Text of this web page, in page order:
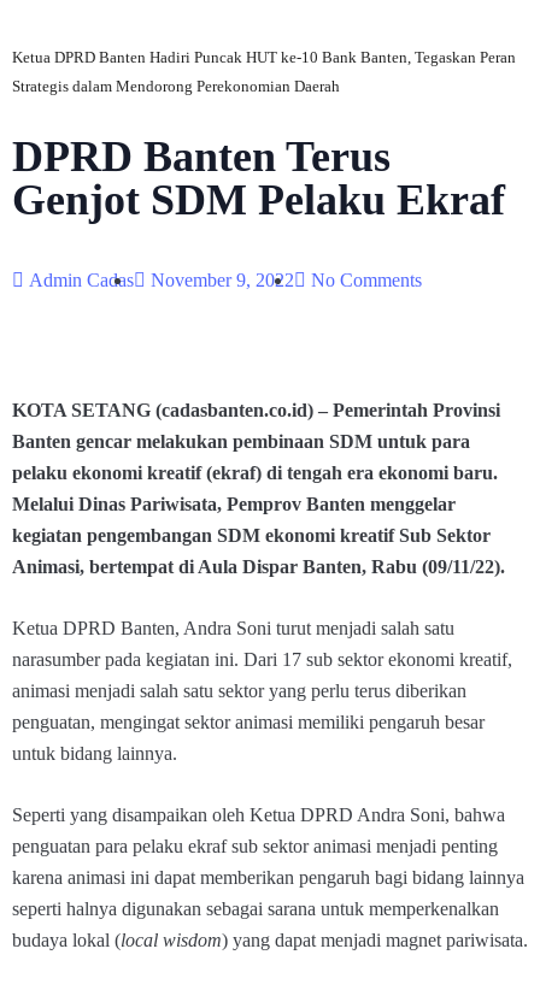
Ketua DPRD Banten Hadiri Puncak HUT ke-10 Bank Banten, Tegaskan Peran
Strategis dalam Mendorong Perekonomian Daerah
DPRD Banten Terus
Genjot SDM Pelaku Ekraf
Admin Cadas November 9, 2022 No Comments
KOTA SETANG (cadasbanten.co.id) – Pemerintah Provinsi
Banten gencar melakukan pembinaan SDM untuk para
pelaku ekonomi kreatif (ekraf) di tengah era ekonomi baru.
Melalui Dinas Pariwisata, Pemprov Banten menggelar
kegiatan pengembangan SDM ekonomi kreatif Sub Sektor
Animasi, bertempat di Aula Dispar Banten, Rabu (09/11/22).
Ketua DPRD Banten, Andra Soni turut menjadi salah satu
narasumber pada kegiatan ini. Dari 17 sub sektor ekonomi kreatif,
animasi menjadi salah satu sektor yang perlu terus diberikan
penguatan, mengingat sektor animasi memiliki pengaruh besar
untuk bidang lainnya.
Seperti yang disampaikan oleh Ketua DPRD Andra Soni, bahwa
penguatan para pelaku ekraf sub sektor animasi menjadi penting
karena animasi ini dapat memberikan pengaruh bagi bidang lainnya
seperti halnya digunakan sebagai sarana untuk memperkenalkan
budaya lokal (local wisdom) yang dapat menjadi magnet pariwisata.